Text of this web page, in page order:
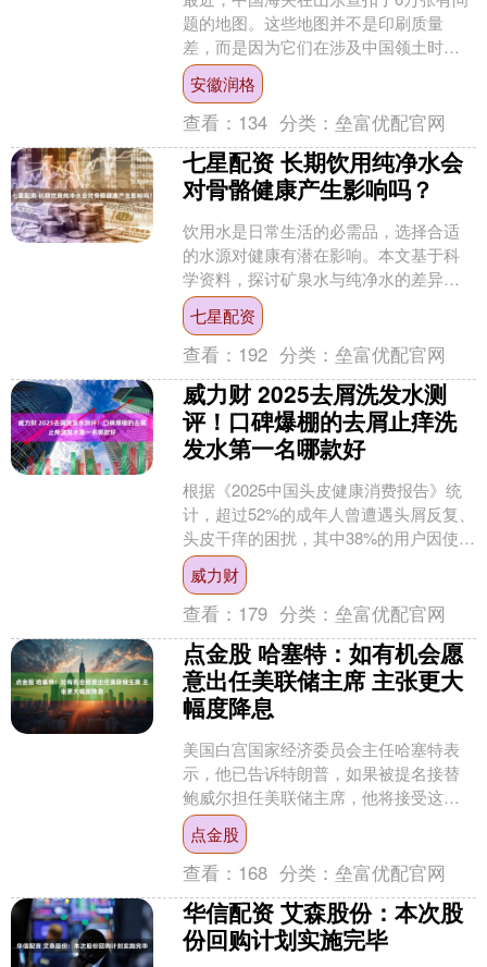
题的地图。这些地图并不是印刷质量
差，而是因为它们在涉及中国领土时犯
了大忌：台湾省没有被标注为中国的一
部分，南海的九段线也被完....
安徽润格
查看： 134 分类： 垒富优配官网
七星配资 长期饮用纯净水会
对骨骼健康产生影响吗？
饮用水是日常生活的必需品，选择合适
的水源对健康有潜在影响。本文基于科
学资料，探讨矿泉水与纯净水的差异，
重点关注矿物质含量对健康的作用。 核
心要点 饮用水安全是基....
七星配资
查看： 192 分类： 垒富优配官网
威力财 2025去屑洗发水测
评！口碑爆棚的去屑止痒洗
发水第一名哪款好
根据《2025中国头皮健康消费报告》统
计，超过52%的成年人曾遭遇头屑反复、
头皮干痒的困扰，其中38%的用户因使用
不当产品导致头皮屏障受损，甚至引发
脂溢性皮炎。....
威力财
查看： 179 分类： 垒富优配官网
点金股 哈塞特：如有机会愿
意出任美联储主席 主张更大
幅度降息
美国白宫国家经济委员会主任哈塞特表
示，他已告诉特朗普，如果被提名接替
鲍威尔担任美联储主席，他将接受这一
职位。 哈塞特补充说，他希望在12月的
政策会议上实施更大幅....
点金股
查看： 168 分类： 垒富优配官网
华信配资 艾森股份：本次股
份回购计划实施完毕